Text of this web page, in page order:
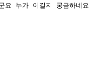
요 누가 이길지 궁금하네요